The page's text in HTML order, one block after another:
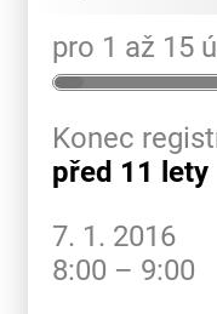
pro 1 až 15
Konec
před 11 lety
7. 1. 2016
8:00 – 9:00